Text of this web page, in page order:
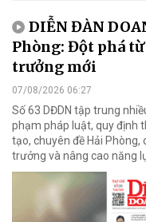
DIỄN ĐÀN
Phòng: Đột phá
trưởng mới
07/08/2026 06:27
Số 63 DĐDN tập trung
phạm pháp luật, quy định
tạo, chuyên đề Hải
trưởng và nâng cao năng